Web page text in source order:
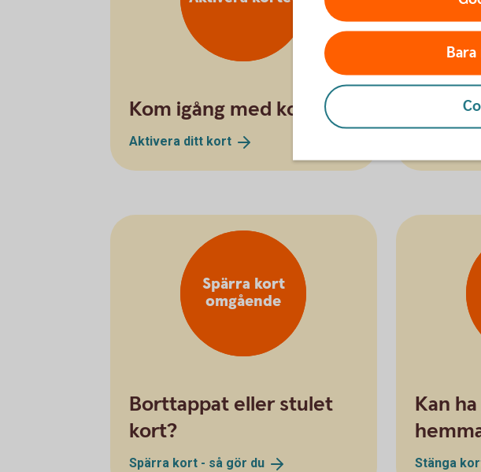
Kom igång med kortet
Aktivera ditt kort
Spärra kort
omgående
Borttappat eller stulet
kort?
Spärra kort - så gör du
Kan
Stänga